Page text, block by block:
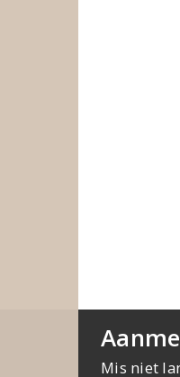
Mis niet